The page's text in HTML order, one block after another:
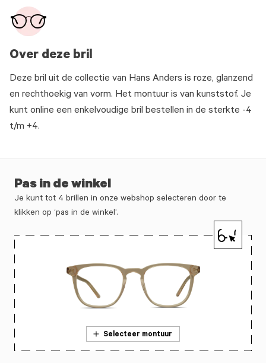
Over deze bril
Deze bril uit de collectie van Hans Anders is roze, glanzend
en rechthoekig van vorm. Het montuur is van kunststof. Je
kunt online een enkelvoudige bril bestellen in de sterkte -4
t/m +4.
Pas in de winkel
Je kunt tot 4 brillen in onze webshop selecteren door te
klikken op ‘pas in de winkel’.
Selecteer montuur